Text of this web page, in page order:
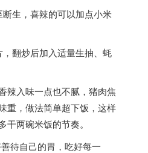
生，喜辣的可以加点小米
翻炒后加入适量生抽、蚝
辣入味一点也不腻，猪肉焦
重，做法简单超下饭，这样
两碗米饭的节奏。
待自己的胃，吃好每一